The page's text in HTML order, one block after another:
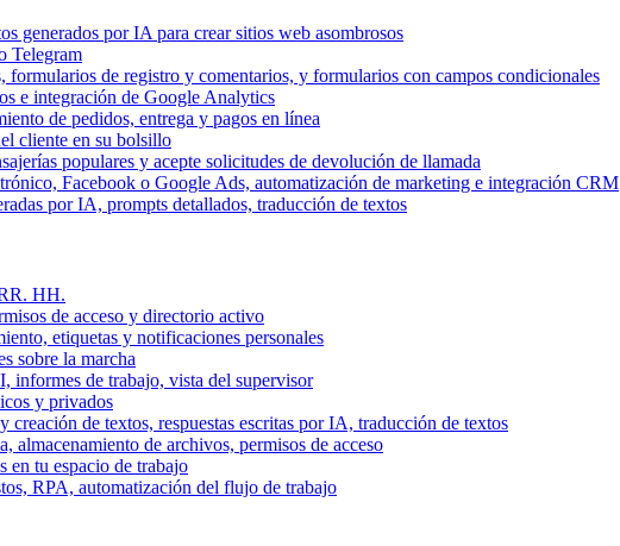
generados por IA para crear sitios web asombrosos
Telegram
de registro y comentarios, y formularios con campos condicionales
e integración de Google Analytics
de pedidos, entrega y pagos en línea
cliente en su bolsillo
populares y acepte solicitudes de devolución de llamada
Facebook o Google Ads, automatización de marketing e integración CRM
por IA, prompts detallados, traducción de textos
HH.
de acceso y directorio activo
etiquetas y notificaciones personales
sobre la marcha
informes de trabajo, vista del supervisor
y privados
de textos, respuestas escritas por IA, traducción de textos
almacenamiento de archivos, permisos de acceso
en tu espacio de trabajo
RPA, automatización del flujo de trabajo